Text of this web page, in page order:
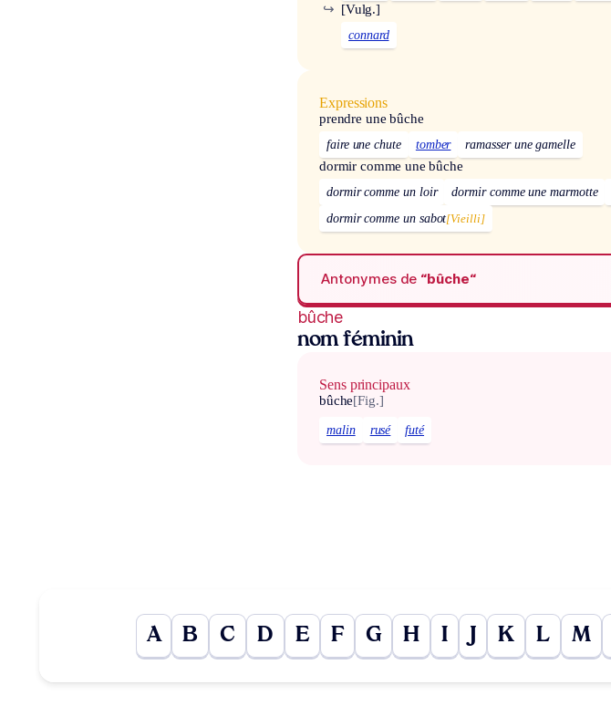
[Vulg.]
↪
connard
Expressions
prendre une bûche
faire une chute tomber ramasser une gamelle
dormir comme une bûche
dormir comme un loir dormir comme une marmotte
dormir comme un sabot[Vieilli]
Antonymes de “bûche“
bûche
nom féminin
Sens principaux
bûche[Fig.]
malin rusé futé
A B C D E F G H I J K L M